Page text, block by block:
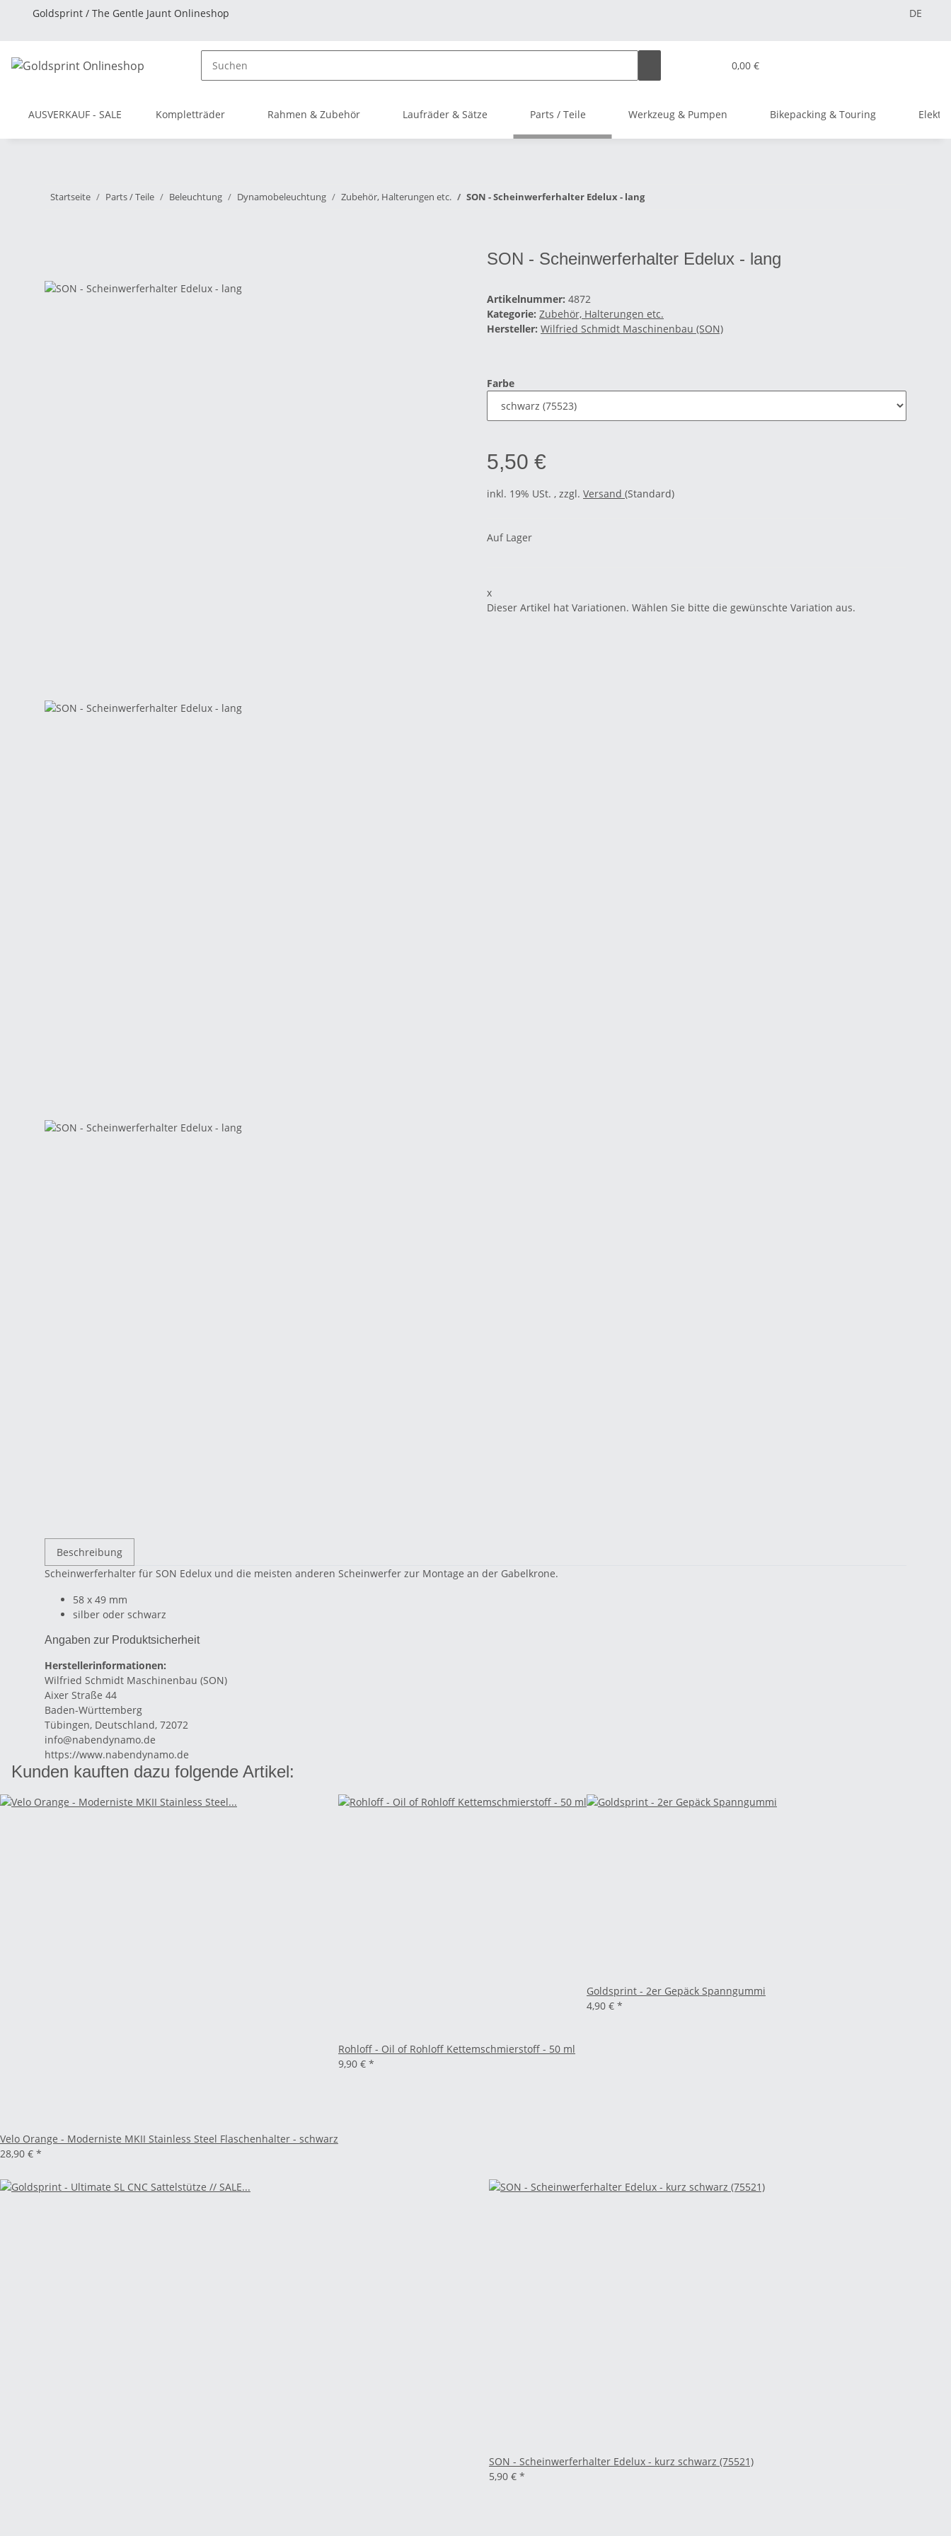
DE
Goldsprint / The Gentle Jaunt Onlineshop
0,00 €
AUSVERKAUF - SALE Kompletträder Rahmen & Zubehör Laufräder & Sätze Parts / Teile Werkzeug & Pumpen Bikepacking & Touring
Startseite Parts / Teile Beleuchtung Dynamobeleuchtung Zubehör, Halterungen etc. SON - Scheinwerferhalter Edelux - lang
SON - Scheinwerferhalter Edelux - lang
Artikelnummer: 4872
Kategorie: Zubehör, Halterungen etc.
Hersteller: Wilfried Schmidt Maschinenbau (SON)
Farbe
5,50 €
inkl. 19% USt. , zzgl. Versand (Standard)
Auf Lager
x
Dieser Artikel hat Variationen. Wählen Sie bitte die gewünschte Variation aus.
Beschreibung
Scheinwerferhalter für SON Edelux und die meisten anderen Scheinwerfer zur Montage an der Gabelkrone.
58 x 49 mm
silber oder schwarz
Angaben zur Produktsicherheit
Herstellerinformationen:
Wilfried Schmidt Maschinenbau (SON)
Aixer Straße 44
Baden-Württemberg
Tübingen, Deutschland, 72072
info@nabendynamo.de
https://www.nabendynamo.de
Kunden kauften dazu folgende Artikel:
Velo Orange - Moderniste MKII Stainless Steel Flaschenhalter - schwarz
28,90 € *
Rohloff - Oil of Rohloff Kettemschmierstoff - 50 ml
9,90 € *
Goldsprint - 2er Gepäck Spanngummi
4,90 € *
SON - Scheinwerferhalter Edelux - kurz schwarz (75521)
5,90 € *